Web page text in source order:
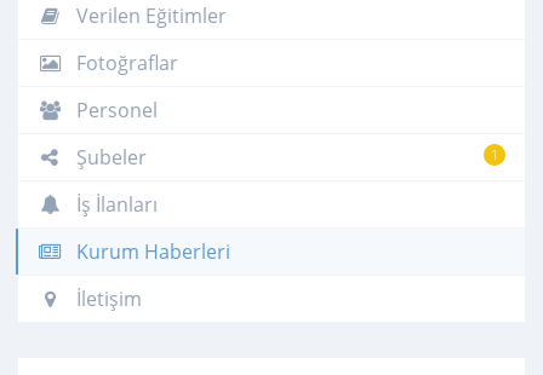
Verilen Eğitimler
Fotoğraflar
Personel
1
Şubeler
İş İlanları
Kurum Haberleri
İletişim